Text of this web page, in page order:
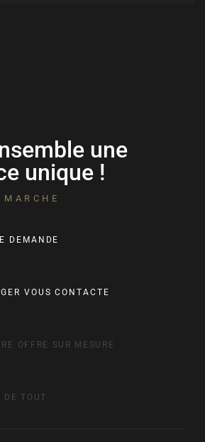
une
unique !
DEMANDE
VOUS CONTACTE
OFFRE SUR MESURE
DE TOUT